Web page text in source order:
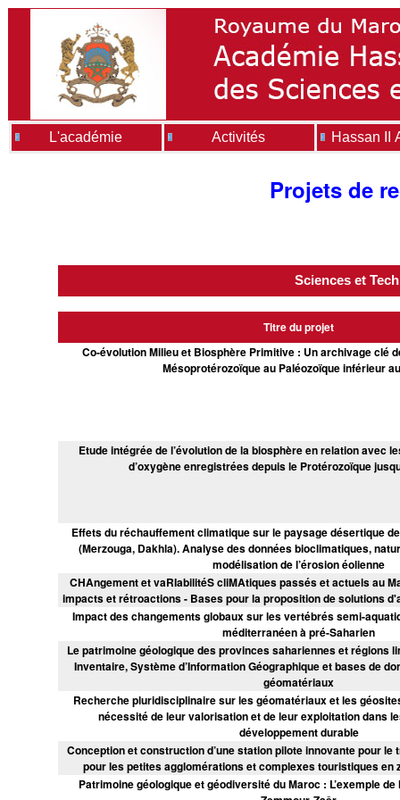
L'académie Activités Hassan II
Projets de
Sciences et
Titre du projet
Co-évolution Milieu et Biosphère Primitive : Un archivage clé
Mésoprotérozoïque au Paléozoïque inférieur
Etude intégrée de l’évolution de la biosphère en relation avec
d’oxygène enregistrées depuis le Protérozoïque
Effets du réchauffement climatique sur le paysage désertique
(Merzouga, Dakhla). Analyse des données bioclimatiques,
modélisation de l’érosion éolienne
CHAngement et vaRIabilitéS cliMAtiques passés et actuels au
impacts et rétroactions - Bases pour la proposition de solutions
Impact des changements globaux sur les vertébrés semi-
méditerranéen à pré-Saharien
Le patrimoine géologique des provinces sahariennes et régions
Inventaire, Système d’Information Géographique et bases de
géomatériaux
Recherche pluridisciplinaire sur les géomatériaux et les
nécessité de leur valorisation et de leur exploitation dans
développement durable
Conception et construction d’une station pilote innovante pour le
pour les petites agglomérations et complexes touristiques en
Patrimoine géologique et géodiversité du Maroc : L’exemple